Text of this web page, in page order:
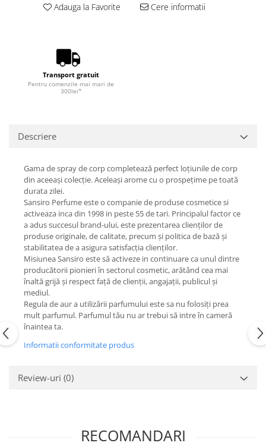
Adauga la Favorite Cere informatii
Transport gratuit
Pentru comenzile mai mari de
300lei*
Descriere
Gama de spray de corp completează perfect loțiunile de corp
din aceeași colecție. Aceleași arome cu o prospețime pe toată
durata zilei.
Sansiro Perfume este o companie de produse cosmetice si
activeaza inca din 1998 in peste 55 de tari. Principalul factor ce
a adus succesul brand-ului, este prezentarea clienților de
produse originale, de calitate, precum și politica de bază și
stabilitatea de a asigura satisfacția clienților.
Misiunea Sansiro este să activeze in continuare ca unul dintre
producătorii pionieri în sectorul cosmetic, arătând cea mai
înaltă grijă și respect față de clienții, angajații, publicul și
mediul.
Regula de aur a utilizării parfumului este sa nu folosiți prea
mult parfumul. Parfumul tău nu ar trebui să intre în cameră
înaintea ta.
Informatii conformitate produs
Review-uri (0)
RECOMANDARI